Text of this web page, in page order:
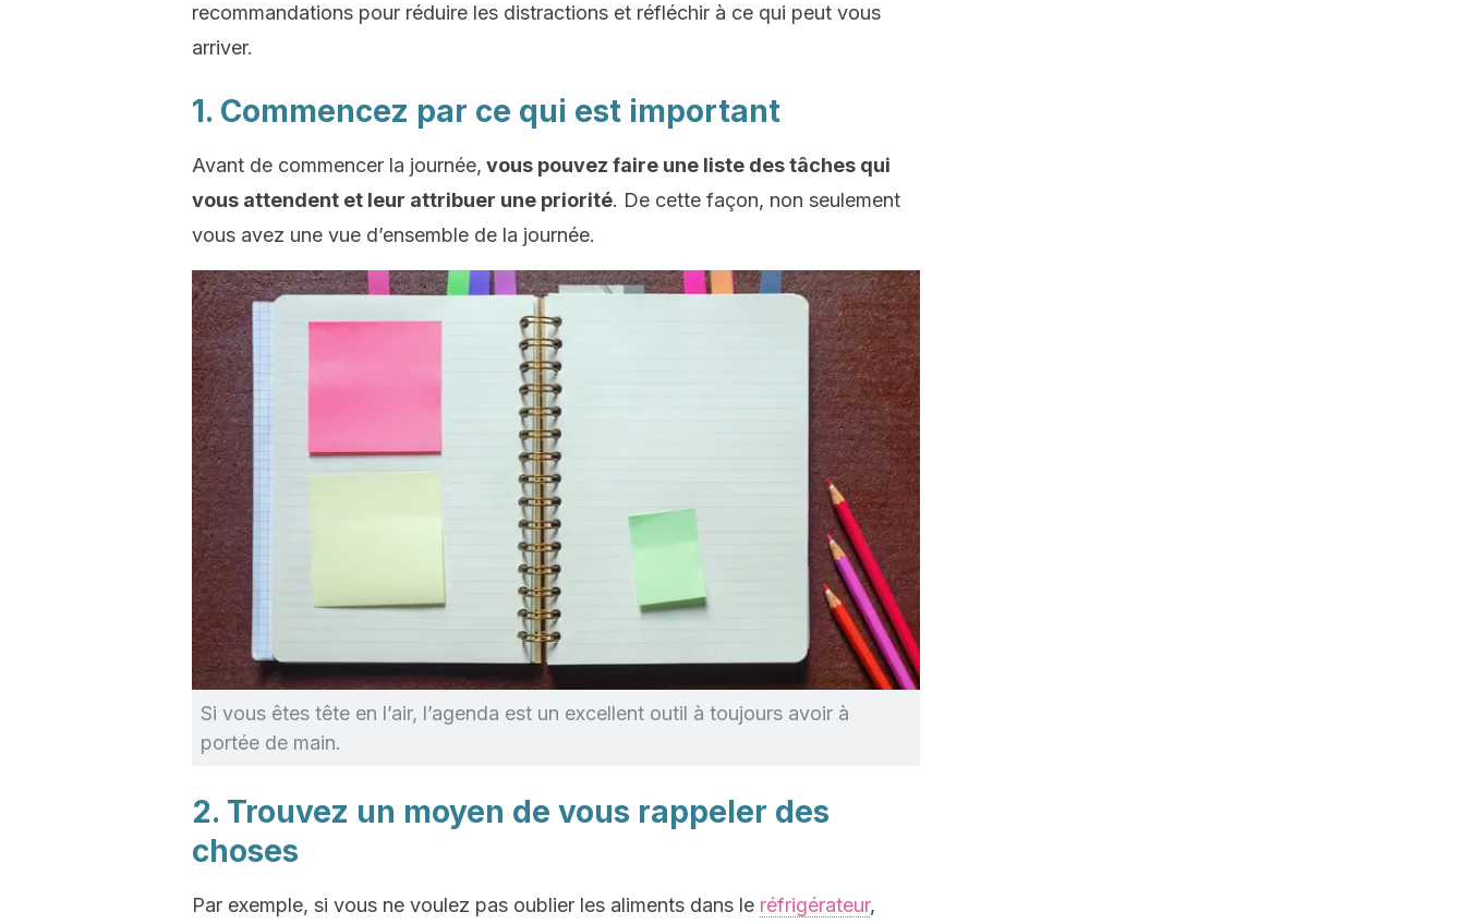
recommandations pour réduire les distractions et réfléchir à ce qui peut vous
arriver.
1. Commencez par ce qui est important
Avant de commencer la journée, vous pouvez faire une liste des tâches qui
vous attendent et leur attribuer une priorité. De cette façon, non seulement
vous avez une vue d’ensemble de la journée.
Si vous êtes tête en l’air, l’agenda est un excellent outil à toujours avoir à
portée de main.
2. Trouvez un moyen de vous rappeler des
choses
Par exemple, si vous ne voulez pas oublier les aliments dans le réfrigérateur,